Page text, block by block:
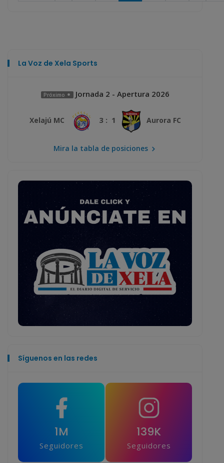
La Voz de Xela Sports
Próximo Jornada 2 - Apertura 2026
Xelajú MC 3 : 1 Aurora FC
Mira la tabla de posiciones
Síguenos en las redes
1M
Seguidores
139K
Seguidores